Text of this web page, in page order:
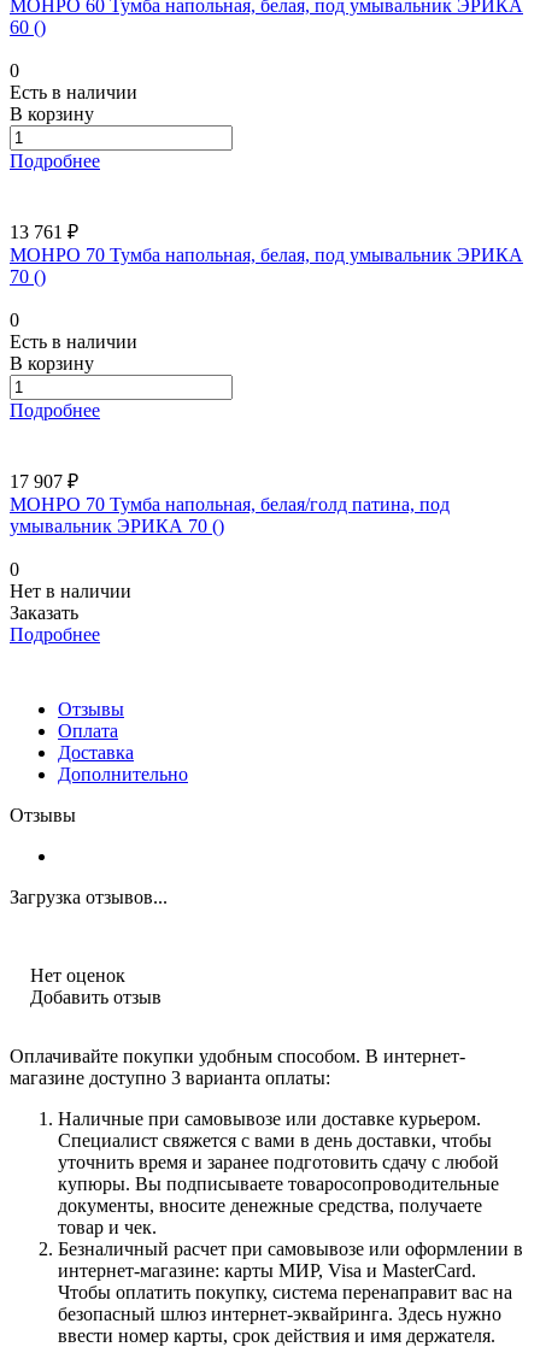
МОНРО 60 Тумба напольная, белая, под умывальник ЭРИКА
60 ()
0
Есть в наличии
В корзину
Подробнее
13 761 ₽
МОНРО 70 Тумба напольная, белая, под умывальник ЭРИКА
70 ()
0
Есть в наличии
В корзину
Подробнее
17 907 ₽
МОНРО 70 Тумба напольная, белая/голд патина, под
умывальник ЭРИКА 70 ()
0
Нет в наличии
Заказать
Подробнее
Отзывы
Оплата
Доставка
Дополнительно
Отзывы
Загрузка отзывов...
Нет оценок
Добавить отзыв
Оплачивайте покупки удобным способом. В интернет-
магазине доступно 3 варианта оплаты:
Наличные при самовывозе или доставке курьером.
Специалист свяжется с вами в день доставки, чтобы
уточнить время и заранее подготовить сдачу с любой
купюры. Вы подписываете товаросопроводительные
документы, вносите денежные средства, получаете
товар и чек.
Безналичный расчет при самовывозе или оформлении в
интернет-магазине: карты МИР, Visa и MasterCard.
Чтобы оплатить покупку, система перенаправит вас на
безопасный шлюз интернет-эквайринга. Здесь нужно
ввести номер карты, срок действия и имя держателя.